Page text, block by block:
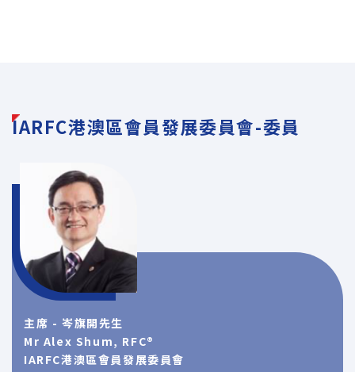
IARFC港澳區會員發展委員會-委員
主席 - 岑旗開先生
Mr Alex Shum, RFC®
IARFC港澳區會員發展委員會